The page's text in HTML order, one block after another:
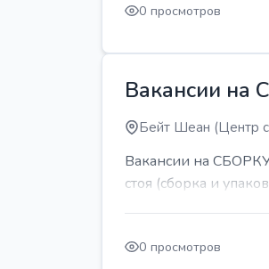
0 просмотров
Вакансии
Бейт Шеан (Центр
Вакансии на
стоя (сборка и
0 просмотров